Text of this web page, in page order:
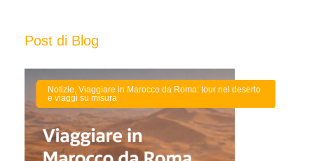
Post di Blog
Notizie, Viaggiare in Marocco da Roma: tour nel deserto
e viaggi su misura